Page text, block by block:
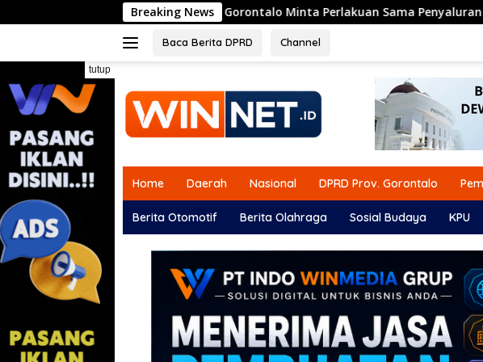
ke
Breaking News
I DPRD Gorontalo Minta Perlakuan Sama Penyaluran Bibit dan Pupuk untuk Petani
Baca Berita DPRD Channel
tutup
Home Daerah Nasional DPRD Prov. Gorontalo
Berita Otomotif Berita Olahraga Sosial Budaya KPU